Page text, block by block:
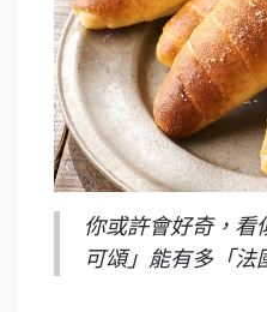
你或許會好奇，看
可頌」能有多「法